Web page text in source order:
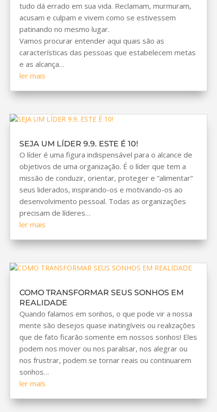
tudo dá errado em sua vida. Reclamam, murmuram,
acusam e culpam e vivem como se estivessem
patinando no mesmo lugar.
Vamos procurar entender aqui quais são as
características das pessoas que estabelecem metas
e as alcança…
ler mais
SEJA UM LÍDER 9.9. ESTE É 10!
O líder é uma figura indispensável para o alcance de
objetivos de uma organização. É o líder que tem a
missão de conduzir, orientar, proteger e “alimentar”
seus liderados, inspirando-os e motivando-os ao
desenvolvimento pessoal. Todas as organizações
precisam de líderes…
ler mais
COMO TRANSFORMAR SEUS SONHOS EM
REALIDADE
Quando falamos em sonhos, o que pode vir a nossa
mente são desejos quase inatingíveis ou realizações
que de fato ficarão somente em nossos sonhos! Eles
podem nos mover ou nos paralisar, nos alegrar ou
nos frustrar, podem se tornar reais ou continuarem
sonhos…
ler mais